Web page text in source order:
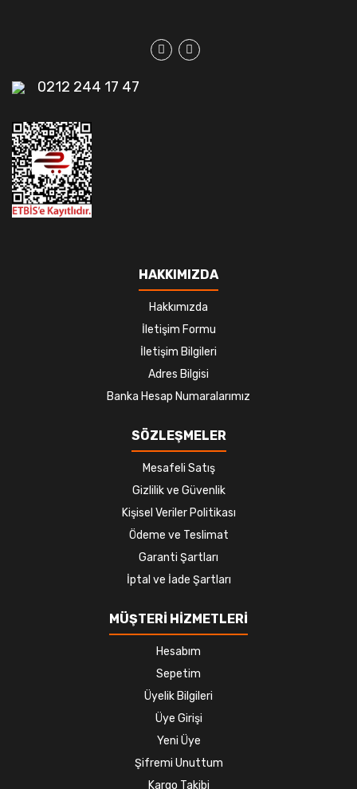
0212 244 17 47
HAKKIMIZDA
Hakkımızda
İletişim Formu
İletişim Bilgileri
Adres Bilgisi
Banka Hesap Numaralarımız
SÖZLEŞMELER
Mesafeli Satış
Gizlilik ve Güvenlik
Kişisel Veriler Politikası
Ödeme ve Teslimat
Garanti Şartları
İptal ve İade Şartları
MÜŞTERİ HİZMETLERİ
Hesabım
Sepetim
Üyelik Bilgileri
Üye Girişi
Yeni Üye
Şifremi Unuttum
Kargo Takibi